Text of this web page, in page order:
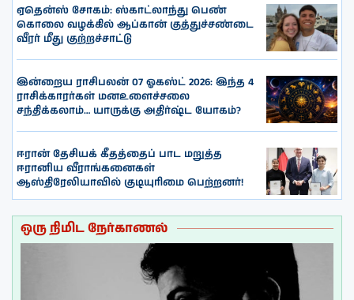
ஏதென்ஸ் சோகம்: ஸ்காட்லாந்து பெண்
கொலை வழக்கில் ஆப்கான் குத்துச்சண்டை
வீரர் மீது குற்றச்சாட்டு
இன்றைய ராசிபலன் 07 ஓகஸ்ட் 2026: இந்த 4
ராசிக்காரர்கள் மனஉளைச்சலை
சந்திக்கலாம்… யாருக்கு அதிர்ஷ்ட யோகம்?
ஈரான் தேசியக் கீதத்தைப் பாட மறுத்த
ஈரானிய வீராங்கனைகள்
ஆஸ்திரேலியாவில் குடியுரிமை பெற்றனர்!
ஒரு நிமிட நேர்காணல்